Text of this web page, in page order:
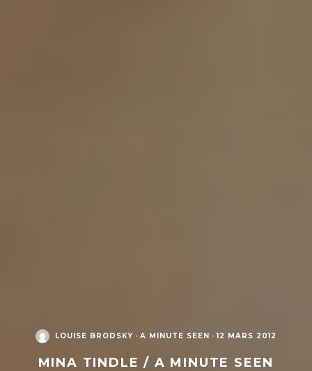
LOUISE BRODSKY · A MINUTE SEEN · 12 MARS 2012
MINA TINDLE / A MINUTE SEEN